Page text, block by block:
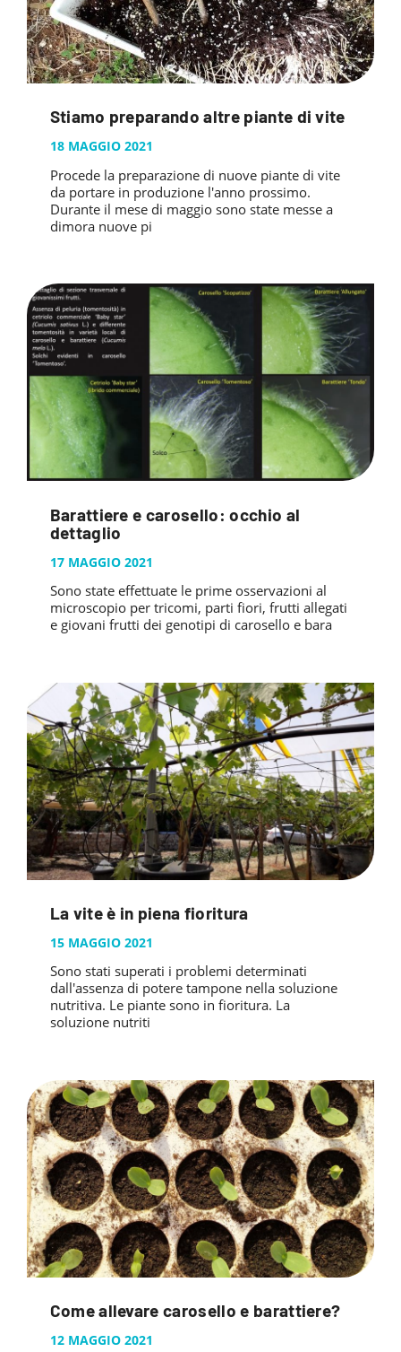
Stiamo preparando altre piante di vite
18 MAGGIO 2021
Procede la preparazione di nuove piante di vite
da portare in produzione l'anno prossimo.
Durante il mese di maggio sono state messe a
dimora nuove pi
Barattiere e carosello: occhio al
dettaglio
17 MAGGIO 2021
Sono state effettuate le prime osservazioni al
microscopio per tricomi, parti fiori, frutti allegati
e giovani frutti dei genotipi di carosello e bara
La vite è in piena fioritura
15 MAGGIO 2021
Sono stati superati i problemi determinati
dall'assenza di potere tampone nella soluzione
nutritiva. Le piante sono in fioritura. La
soluzione nutriti
Come allevare carosello e barattiere?
12 MAGGIO 2021